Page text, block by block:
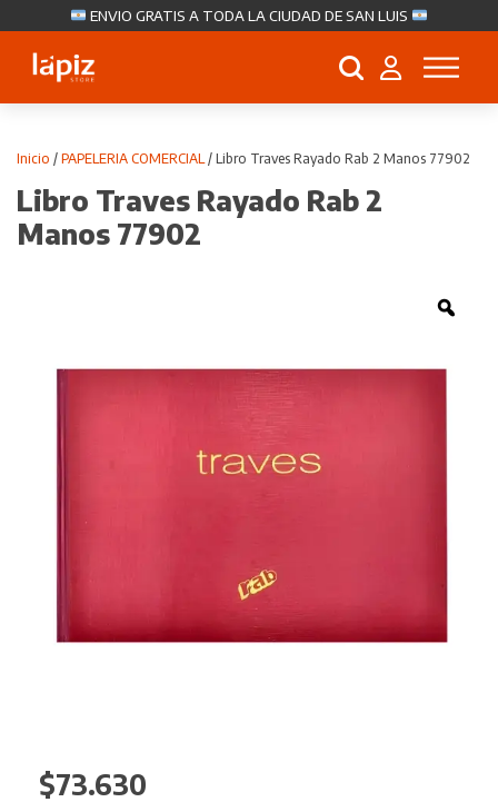
ENVIO GRATIS A TODA LA CIUDAD DE SAN LUIS
Búsqueda
Inicio / PAPELERIA COMERCIAL/ Libro Traves Rayado Rab 2 Manos 77902
Libro Traves Rayado Rab 2
Manos 77902
$73.630